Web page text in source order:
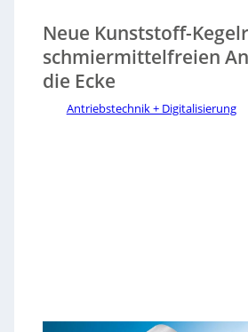
Neue Kunststoff-
schmiermittelfreien
die Ecke
Antriebstechnik + Digitalisierung